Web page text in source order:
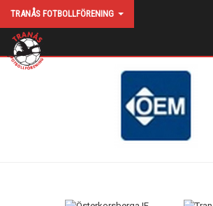
TRANÅS FOTBOLLFÖRENING
HEM